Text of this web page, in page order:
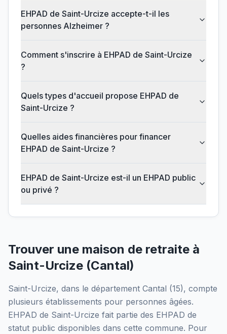
EHPAD de Saint-Urcize accepte-t-il les
personnes Alzheimer ?
Comment s'inscrire à EHPAD de Saint-Urcize
?
Quels types d'accueil propose EHPAD de
Saint-Urcize ?
Quelles aides financières pour financer
EHPAD de Saint-Urcize ?
EHPAD de Saint-Urcize est-il un EHPAD public
ou privé ?
Trouver une maison de retraite à
Saint-Urcize (Cantal)
Saint-Urcize, dans le département Cantal (15), compte
plusieurs établissements pour personnes âgées.
EHPAD de Saint-Urcize fait partie des EHPAD de
statut public disponibles dans cette commune. Pour